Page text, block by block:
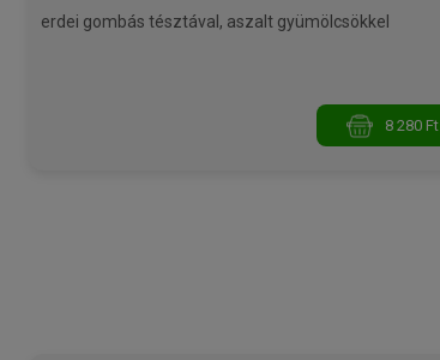
erdei gombás tésztával, aszalt gyümölcsökkel
8 280 Ft